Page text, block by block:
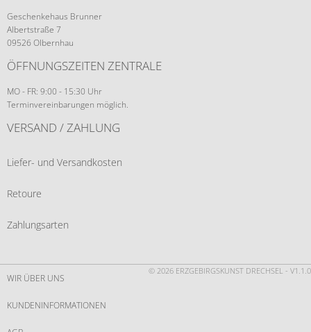
Geschenkehaus Brunner
Albertstraße 7
09526 Olbernhau
ÖFFNUNGSZEITEN ZENTRALE
MO - FR: 9:00 - 15:30 Uhr
Terminvereinbarungen möglich.
VERSAND / ZAHLUNG
Liefer- und Versandkosten
Retoure
Zahlungsarten
© 2026 ERZGEBIRGSKUNST DRECHSEL - V1.1.0
WIR ÜBER UNS
KUNDENINFORMATIONEN